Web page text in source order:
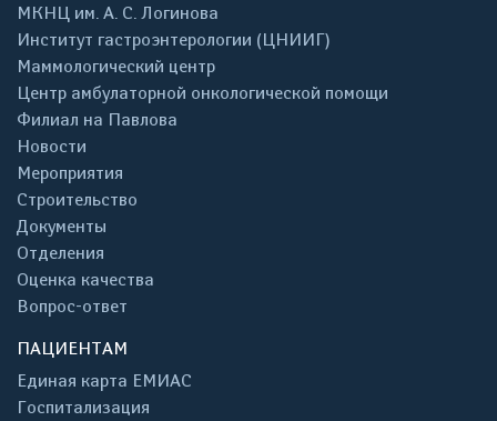
МКНЦ им. А. С. Логинова
Институт гастроэнтерологии (ЦНИИГ)
Маммологический центр
Центр амбулаторной онкологической помощи
Филиал на Павлова
Новости
Мероприятия
Строительство
Документы
Отделения
Оценка качества
Вопрос-ответ
ПАЦИЕНТАМ
Единая карта ЕМИАС
Госпитализация